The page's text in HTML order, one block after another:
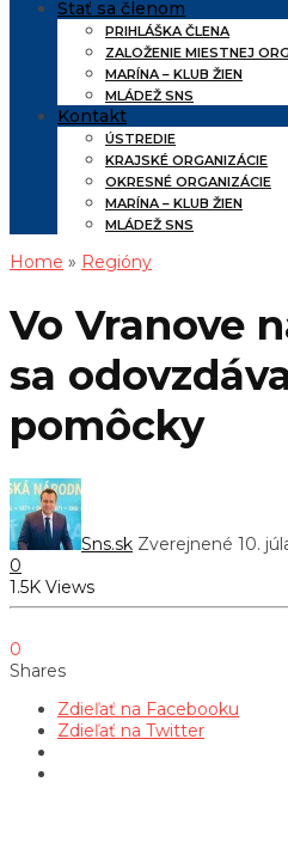
Stať sa členom
PRIHLÁŠKA ČLENA
ZALOŽENIE MIESTNEJ
MARÍNA – KLUB ŽIEN
MLÁDEŽ SNS
Kontakt
ÚSTREDIE
KRAJSKÉ ORGANIZÁCIE
OKRESNÉ ORGANIZÁCIE
MARÍNA – KLUB ŽIEN
MLÁDEŽ SNS
Home » Regióny
Vo Vranove
sa
pomôcky
Sns.sk Zverejnené 10.
0
1.5K Views
0
Shares
Zdieľať na Facebooku
Zdieľať na Twitter